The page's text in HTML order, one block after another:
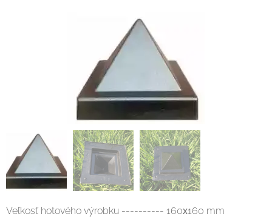
Veľkosť hotového výrobku ---------- 160х160 mm